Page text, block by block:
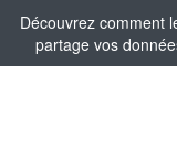
Découvrez comment
partage vos